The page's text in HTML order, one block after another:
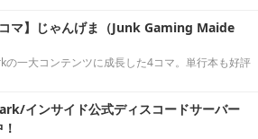
コマ】じゃんげま（Junk Gaming Maide
一大コンテンツに成長した4コマ。単行本も好評
インサイド公式ディスコードサーバー